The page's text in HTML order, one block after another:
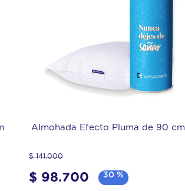
Almohada Efecto Pluma de 90 cm
$ 141.000
$ 98.700 30 %